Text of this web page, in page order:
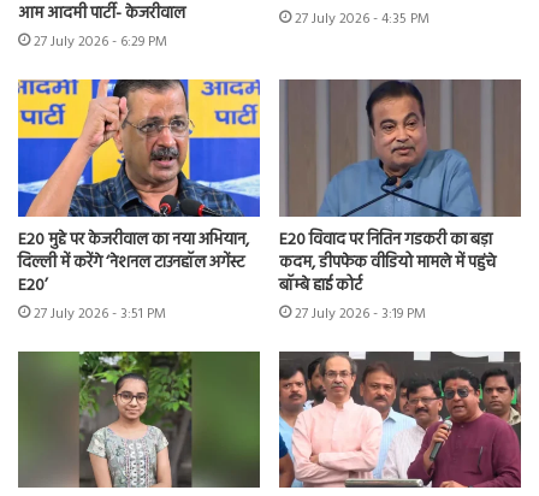
आम आदमी पार्टी- केजरीवाल
27 July 2026 - 6:29 PM
27 July 2026 - 4:35 PM
E20 मुद्दे पर केजरीवाल का नया अभियान,
दिल्ली में करेंगे ‘नेशनल टाउनहॉल अगेंस्ट
E20’
27 July 2026 - 3:51 PM
E20 विवाद पर नितिन गडकरी का बड़ा
कदम, डीपफेक वीडियो मामले में पहुंचे
बॉम्बे हाई कोर्ट
27 July 2026 - 3:19 PM